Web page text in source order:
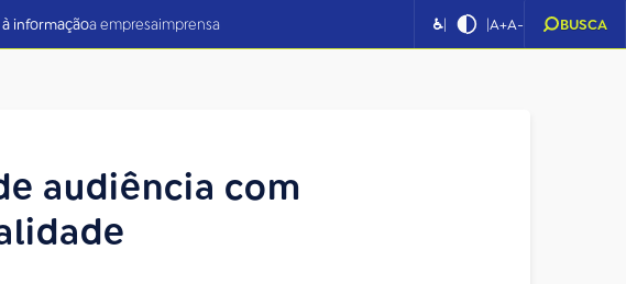
informaçãoa empresaimprensa ♿| |A+A- BUSCA
audiência com